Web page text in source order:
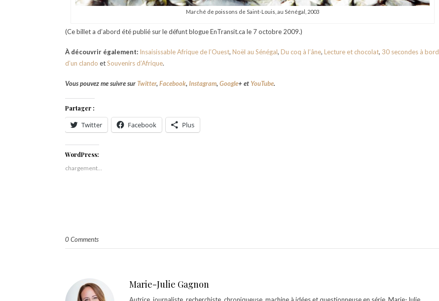
Marché de poissons de Saint-Louis, au Sénégal, 2003
(Ce billet a d’abord été publié sur le défunt blogue EnTransit.ca le 7 octobre 2009.)
À découvrir également: Insaisissable Afrique de l’Ouest, Noël au Sénégal, Du coq à l’âne, Lecture et chocolat, 30 secondes à bord
d’un clando etSouvenirs d’Afrique.
Vous pouvez me suivre sur Twitter, Facebook, Instagram, Google+ et YouTube.
Partager :
Twitter Facebook Plus
WordPress:
chargement…
0 Comments
Marie-Julie Gagnon